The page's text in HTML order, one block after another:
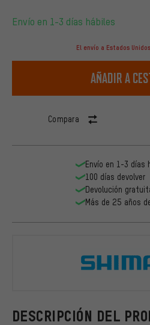
Envío en 1-3 días hábiles
El envío a Estados
Añadir a
Compara
DESCRIPCIÓN DEL
Envío en 1-3 días
100 días devolver
Devolución
Más de 25 años